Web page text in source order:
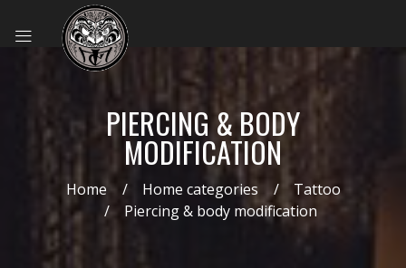
PIERCING & BODY
MODIFICATION
Home Home categories
Tattoo
Piercing & body modification